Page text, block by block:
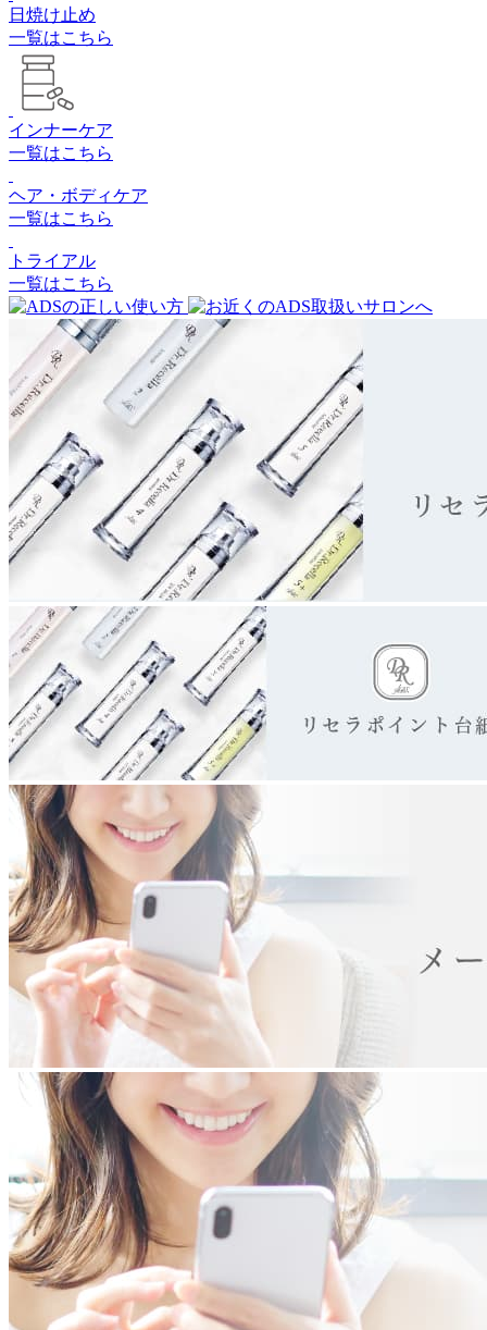
日焼け止め
一覧はこちら
インナーケア
一覧はこちら
ヘア・ボディケア
一覧はこちら
トライアル
一覧はこちら